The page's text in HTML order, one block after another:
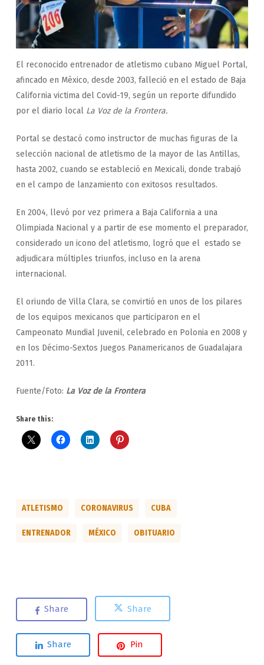
El reconocido entrenador de atletismo cubano Miguel Portal,
afincado en México, desde 2003, falleció en el estado de Baja
California victima del Covid-19, según un reporte difundido
por el diario local La Voz de la Frontera.
Portal se destacó como instructor de muchas figuras de la
selección nacional de atletismo de la mayor de las Antillas,
hasta 2002, cuando se estableció en Mexicali, donde trabajó
en el campo de lanzamiento con exitosos resultados.
En 2004, llevó por vez primera a Baja California a una
Olimpiada Nacional y a partir de ese momento el preparador,
considerado un icono del atletismo, logró que el estado se
adjudicara múltiples triunfos, incluso en la arena
internacional.
El oriundo de Villa Clara, se convirtió en unos de los pilares
de los equipos mexicanos que participaron en el
Campeonato Mundial Juvenil, celebrado en Polonia en 2008 y
en los Décimo-Sextos Juegos Panamericanos de Guadalajara
2011.
Fuente/Foto: La Voz de la Frontera
Share this:
ATLETISMO CORONAVIRUS CUBA
ENTRENADOR MÉXICO OBITUARIO
Share Share
Share Pin